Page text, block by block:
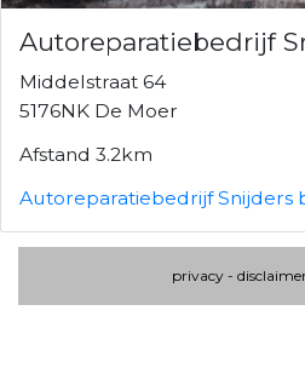
Autoreparatiebedrijf
Middelstraat 64
5176NK De Moer
Afstand 3.2km
Autoreparatiebedrijf Snijders
privacy -